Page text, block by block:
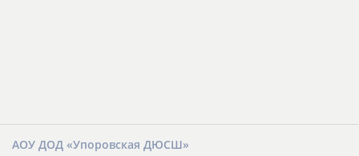
АОУ ДОД «Упоровская ДЮСШ»